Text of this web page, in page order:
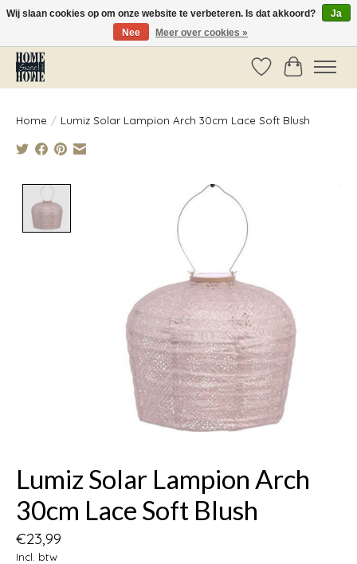
Vóór 14:00 besteld, dezelfde dag verzonden!
Verlanglijst
Home / Lumiz Solar Lampion Arch 30cm Lace Soft Blush
Product image slideshow Items
Lumiz Solar Lampion Arch
30cm Lace Soft Blush
€23,99
Incl. btw
Wij slaan cookies op om onze website te verbeteren. Is dat akkoord?
Ja
Nee
Meer over cookies »